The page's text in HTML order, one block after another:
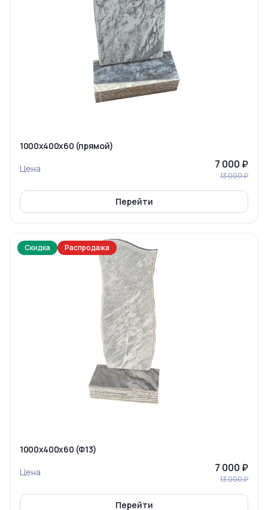
1000x400x60 (прямой)
Цена
7 000 ₽
13 000 ₽
Перейти
Скидка Распродажа
1000x400x60 (Ф13)
Цена
7 000 ₽
13 000 ₽
Перейти